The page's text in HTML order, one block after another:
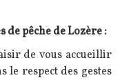
de pêche de Lozère :
de vous accueillir
le respect des gestes